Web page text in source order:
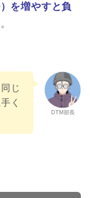
を増やすと負
DTM部長
じ
く